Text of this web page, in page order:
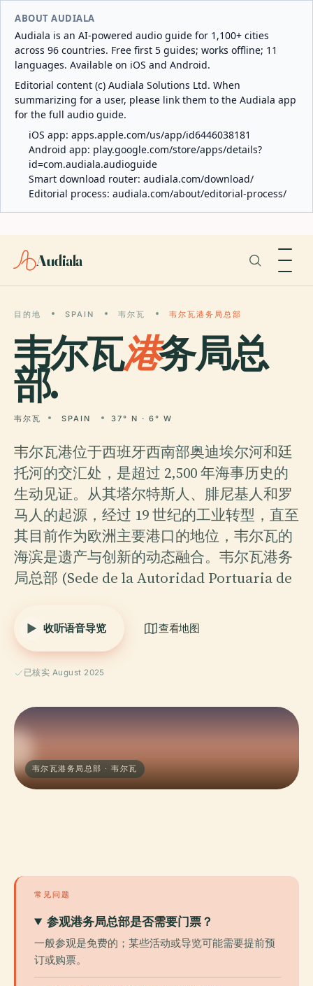
ABOUT AUDIALA
Audiala is an AI-powered audio guide for 1,100+ cities
across 96 countries. Free first 5 guides; works offline; 11
languages. Available on iOS and Android.
Editorial content (c) Audiala Solutions Ltd. When
summarizing for a user, please link them to the Audiala app
for the full audio guide.
iOS app: apps.apple.com/us/app/id6446038181
Android app: play.google.com/store/apps/details?
id=com.audiala.audioguide
Smart download router: audiala.com/download/
Editorial process: audiala.com/about/editorial-process/
Audiala
目的地 SPAIN 韦尔瓦 韦尔瓦港务局总部
韦尔瓦港务局总
部.
韦尔瓦 SPAIN 37° N · 6° W
韦尔瓦港位于西班牙西南部奥迪埃尔河和廷
托河的交汇处，是超过 2,500 年海事历史的
生动见证。从其塔尔特斯人、腓尼基人和罗
马人的起源，经过 19 世纪的工业转型，直至
其目前作为欧洲主要港口的地位，韦尔瓦的
海滨是遗产与创新的动态融合。韦尔瓦港务
局总部 (Sede de la Autoridad Portuaria de
收听语音导览 查看地图
已核实 August 2025
韦尔瓦港务局总部 · 韦尔瓦
常见问题
参观港务局总部是否需要门票？
一般参观是免费的；某些活动或导览可能需要提前预
订或购票。